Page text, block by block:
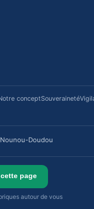
conceptSouveraineté
Nounou-Doudou
page
autour de vous